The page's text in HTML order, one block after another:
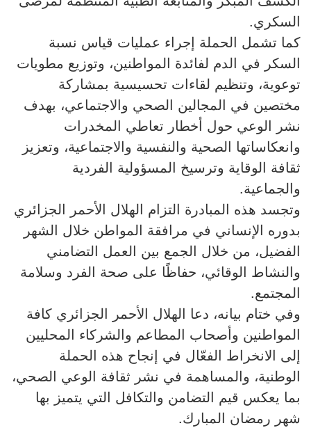
السكري.
كما تشمل الحملة إجراء عمليات قياس نسبة
السكر في الدم لفائدة المواطنين، وتوزيع مطويات
توعوية، وتنظيم لقاءات تحسيسية بمشاركة
مختصين في المجالين الصحي والاجتماعي، بهدف
نشر الوعي حول أخطار تعاطي المخدرات
وانعكاساتها الصحية والنفسية والاجتماعية، وتعزيز
ثقافة الوقاية وترسيخ المسؤولية الفردية
والجماعية.
وتجسد هذه المبادرة التزام الهلال الأحمر الجزائري
بدوره الإنساني في مرافقة المواطن خلال الشهر
الفضيل، من خلال الجمع بين العمل التضامني
والنشاط الوقائي، حفاظًا على صحة الفرد وسلامة
المجتمع.
وفي ختام بيانه، دعا الهلال الأحمر الجزائري كافة
المواطنين وأصحاب المطاعم والشركاء المحليين
إلى الانخراط الفعّال في إنجاح هذه الحملة
الوطنية، والمساهمة في نشر ثقافة الوعي الصحي،
بما يعكس قيم التضامن والتكافل التي يتميز بها
شهر رمضان المبارك.